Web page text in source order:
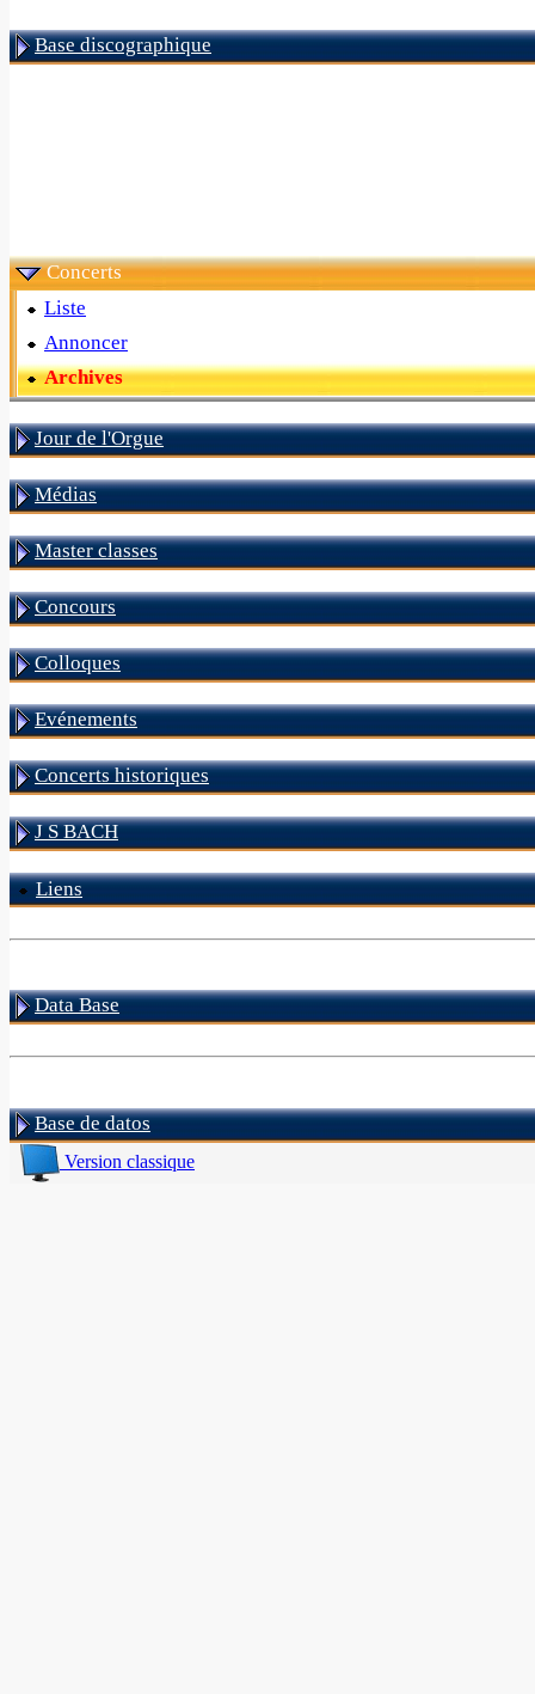
Base discographique
Concerts
Liste
Annoncer
Archives
Jour de l'Orgue
Médias
Master classes
Concours
Colloques
Evénements
Concerts historiques
J S BACH
Liens
Data Base
Base de datos
Version classique